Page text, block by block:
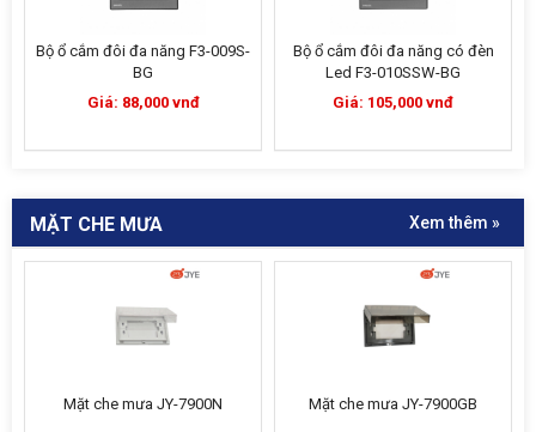
Bộ ổ cắm đôi đa năng F3-009S-
BG
Giá: 88,000 vnđ
Bộ ổ cắm đôi đa năng có đèn
Led F3-010SSW-BG
Giá: 105,000 vnđ
MẶT CHE MƯA Xem thêm »
Mặt che mưa JY-7900N Mặt che mưa JY-7900GB